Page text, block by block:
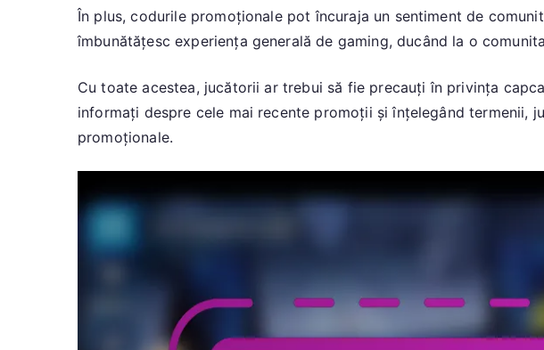
În plus, codurile promoționale pot încuraja un sentiment de
îmbunătățesc experiența generală de gaming, ducând la o
Cu toate acestea, jucătorii ar trebui să fie precauți în privința
informați despre cele mai recente promoții și înțelegând
promoționale.